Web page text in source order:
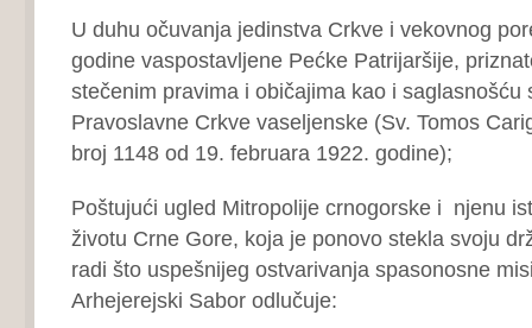
U duhu očuvanja jedinstva Crkve i vekovnog
godine vaspostavljene Pećke Patrijaršije,
stečenim pravima i običajima kao i saglasnošću
Pravoslavne Crkve vaseljenske (Sv. Tomos
broj 1148 od 19. februara 1922. godine);
Poštujući ugled Mitropolije crnogorske i njenu
životu Crne Gore, koja je ponovo stekla svoju
radi što uspešnijeg ostvarivanja spasonosne
Arhejerejski Sabor odlučuje: